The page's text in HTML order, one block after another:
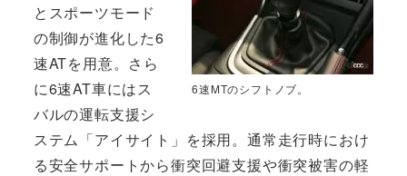
6速MTのシフトノブ。
とスポーツモード
の制御が進化した6
速ATを用意。さら
に6速AT車にはス
バルの運転支援シ
ステム「アイサイト」を採用。通常走行時におけ
る安全サポートから衝突回避支援や衝突被害の軽